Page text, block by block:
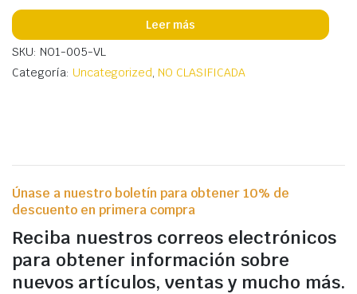
Leer más
SKU: NO1-005-VL
Categoría: Uncategorized, NO CLASIFICADA
Únase a nuestro boletín para obtener 10% de
descuento en primera compra
Reciba nuestros correos electrónicos
para obtener información sobre
nuevos artículos, ventas y mucho más.